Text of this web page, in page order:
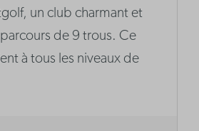
un club charmant et
de 9 trous. Ce
à tous les niveaux de